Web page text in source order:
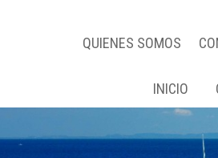
QUIENES SOMOS
INICIO